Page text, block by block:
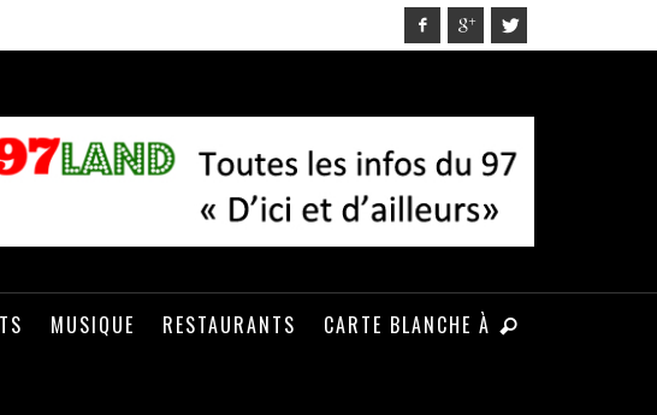
MUSIQUE RESTAURANTS CARTE BLANCHE À